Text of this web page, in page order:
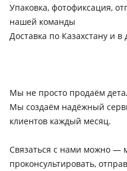
Упаковка, фотофиксация,
нашей команды
Доставка по Казахстану и в
Мы не просто продаём
Мы создаём надёжный
клиентов каждый месяц.
Связаться с нами можно —
проконсультировать,